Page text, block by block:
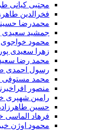
مجتبی کیانی
فخرالدین
محمدرضا
جمشید سعیدی
محمود خواجوی
زهرا سعیدی
محمد رضا
رسول احمدی
محمد مستوفی
منصور
رامین شهپری
حسین
فرهاد الماسی
محمود اوژن